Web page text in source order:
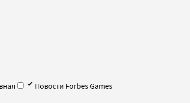
Новости Forbes Games